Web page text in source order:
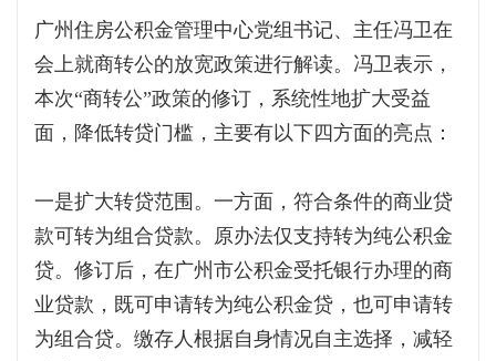
广州住房公积金管理中心党组书记、主任冯卫在
会上就商转公的放宽政策进行解读。冯卫表示，
本次“商转公”政策的修订，系统性地扩大受益
面，降低转贷门槛，主要有以下四方面的亮点：
一是扩大转贷范围。一方面，符合条件的商业贷
款可转为组合贷款。原办法仅支持转为纯公积金
贷。修订后，在广州市公积金受托银行办理的商
业贷款，既可申请转为纯公积金贷，也可申请转
为组合贷。缴存人根据自身情况自主选择，减轻